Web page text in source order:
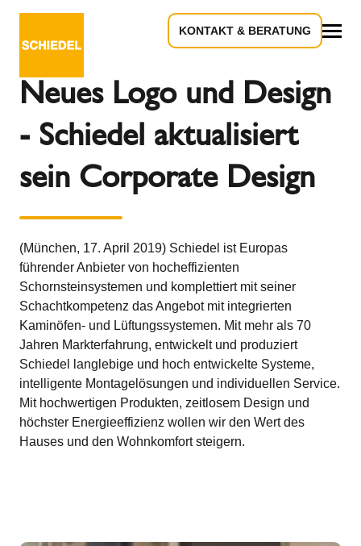
KONTAKT & BERATUNG
Neues Logo und Design
- Schiedel aktualisiert
sein Corporate Design
(München, 17. April 2019) Schiedel ist Europas
führender Anbieter von hocheffizienten
Schornsteinsystemen und komplettiert mit seiner
Schachtkompetenz das Angebot mit integrierten
Kaminöfen- und Lüftungssystemen. Mit mehr als 70
Jahren Markterfahrung, entwickelt und produziert
Schiedel langlebige und hoch entwickelte Systeme,
intelligente Montagelösungen und individuellen Service.
Mit hochwertigen Produkten, zeitlosem Design und
höchster Energieeffizienz wollen wir den Wert des
Hauses und den Wohnkomfort steigern.